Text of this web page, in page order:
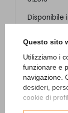
Questo sito
Utilizziamo i
funzionare e
navigazione.
desideri,
cookie di
Disponibile